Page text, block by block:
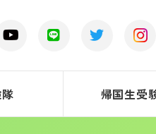
帰国生受